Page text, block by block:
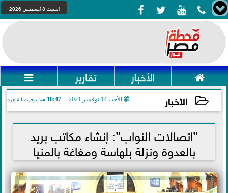
    السبت 8 أغسطس 2026
 الأخبار تقارير 
الأخبار الأحد، 14 نوفمبر 2021 10:47 مـ بتوقيت القاهرة
2021-11-14 22:47:24”اتصالات النواب”: إنشاء مكاتب بريد
بالعدوة ونزلة بلهاسة ومغاغة بالمنيا